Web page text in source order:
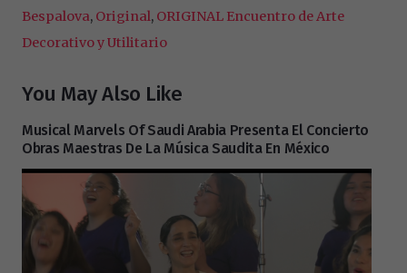
Bespalova, Original, ORIGINAL Encuentro de Arte
Decorativo y Utilitario
You May Also Like
Musical Marvels Of Saudi Arabia Presenta El Concierto
Obras Maestras De La Música Saudita En México